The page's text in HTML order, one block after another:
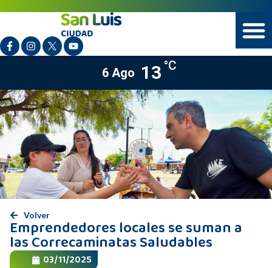
6 Ago 13 °C
Volver
Emprendedores locales se suman a
las Correcaminatas Saludables
03/11/2025